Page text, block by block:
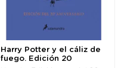
Harry Potter y el cáliz de
fuego. Edición 20